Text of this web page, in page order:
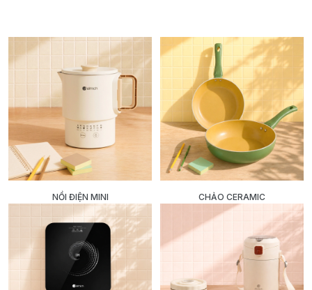
NỒI ĐIỆN MINI CHẢO CERAMIC